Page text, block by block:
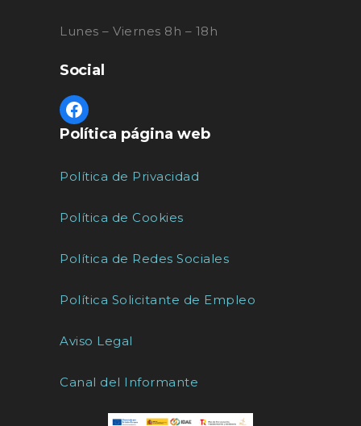
Lunes – Viernes 8h – 18h
Social
Política página web
Política de Privacidad
Política de Cookies
Política de Redes Sociales
Política Solicitante de Empleo
Aviso Legal
Canal del Informante